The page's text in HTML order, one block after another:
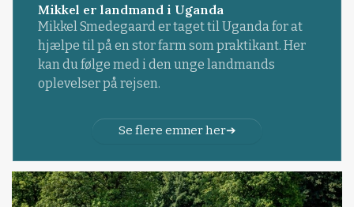
Mikkel er landmand i Uganda
Mikkel Smedegaard er taget til Uganda for at
hjælpe til på en stor farm som praktikant. Her
kan du følge med i den unge landmands
oplevelser på rejsen.
Se flere emner her